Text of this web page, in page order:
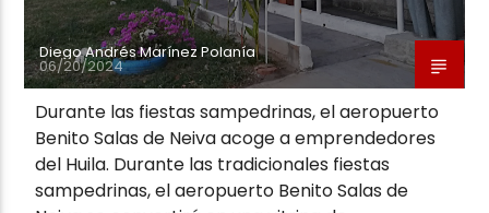
Diego Andrés Marínez Polanía
06/20/2024
Durante las fiestas sampedrinas, el aeropuerto
Benito Salas de Neiva acoge a emprendedores
del Huila. Durante las tradicionales fiestas
sampedrinas, el aeropuerto Benito Salas de